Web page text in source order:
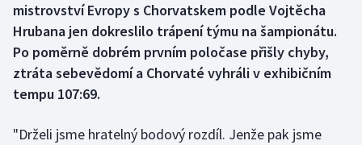
Box
Curling
Dostihy
Florbal
mistrovství Evropy s Chorvatskem podle Vojtěcha
Hrubana jen dokreslilo trápení týmu na šampionátu.
Po poměrně dobrém prvním poločase přišly chyby,
ztráta sebevědomí a Chorvaté vyhráli v exhibičním
tempu 107:69.
"Drželi jsme hratelný bodový rozdíl. Jenže pak jsme